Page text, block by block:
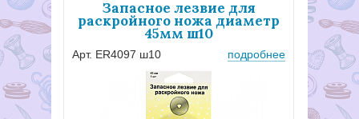
Запасное лезвие для
раскройного ножа диаметр
45мм ш10
Арт. ER4097 ш10 подробнее